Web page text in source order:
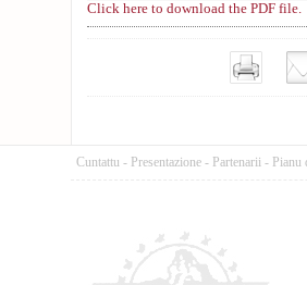
Click here to download the PDF file.
Cuntattu - Presentazione - Partenarii - Pianu